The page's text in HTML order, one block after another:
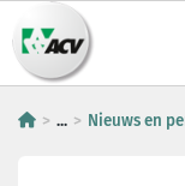
... Nieuws en